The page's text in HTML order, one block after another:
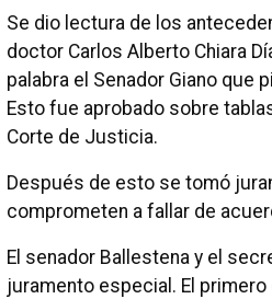
Se dio lectura de los
doctor Carlos Alberto Chiara
palabra el Senador Giano que
Esto fue aprobado sobre
Corte de Justicia.
Después de esto se tomó
comprometen a fallar de
El senador Ballestena y el
juramento especial. El